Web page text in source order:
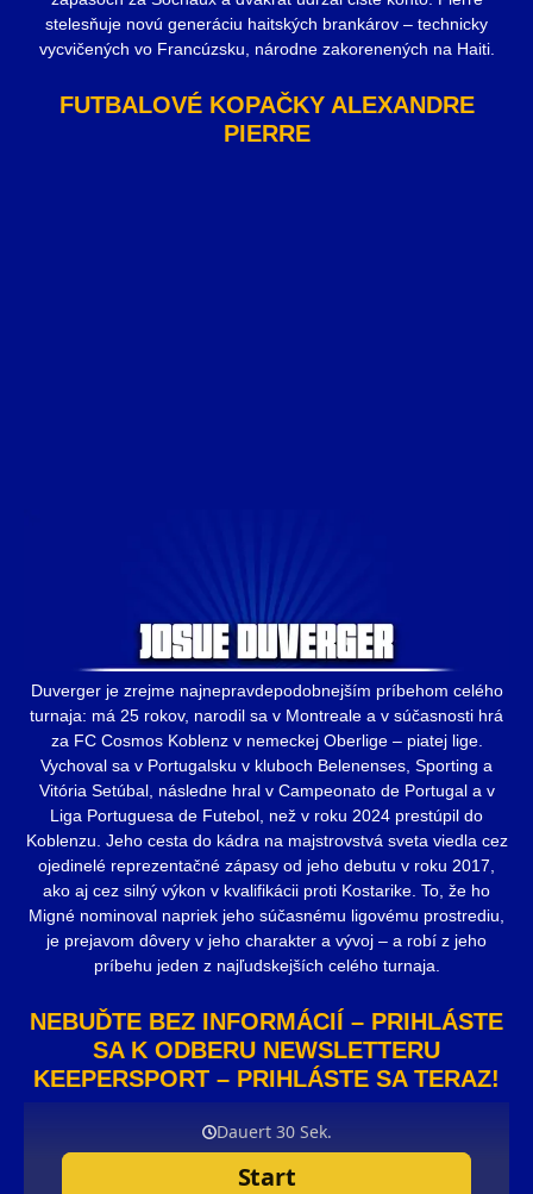
stelesňuje novú generáciu haitských brankárov – technicky
vycvičených vo Francúzsku, národne zakorenených na Haiti.
FUTBALOVÉ KOPAČKY ALEXANDRE
PIERRE
Duverger je zrejme najnepravdepodobnejším príbehom celého
turnaja: má 25 rokov, narodil sa v Montreale a v súčasnosti hrá
za FC Cosmos Koblenz v nemeckej Oberlige – piatej lige.
Vychoval sa v Portugalsku v kluboch Belenenses, Sporting a
Vitória Setúbal, následne hral v Campeonato de Portugal a v
Liga Portuguesa de Futebol, než v roku 2024 prestúpil do
Koblenzu. Jeho cesta do kádra na majstrovstvá sveta viedla cez
ojedinelé reprezentačné zápasy od jeho debutu v roku 2017,
ako aj cez silný výkon v kvalifikácii proti Kostarike. To, že ho
Migné nominoval napriek jeho súčasnému ligovému prostrediu,
je prejavom dôvery v jeho charakter a vývoj – a robí z jeho
príbehu jeden z najľudskejších celého turnaja.
NEBUĎTE BEZ INFORMÁCIÍ – PRIHLÁSTE
SA K ODBERU NEWSLETTERU
KEEPERSPORT – PRIHLÁSTE SA TERAZ!